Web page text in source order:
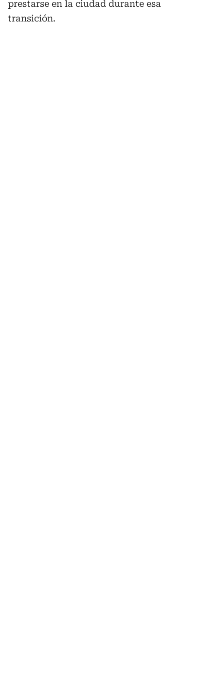
prestarse en la ciudad durante esa
transición.